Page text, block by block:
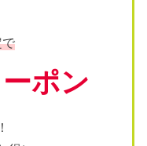
ポン